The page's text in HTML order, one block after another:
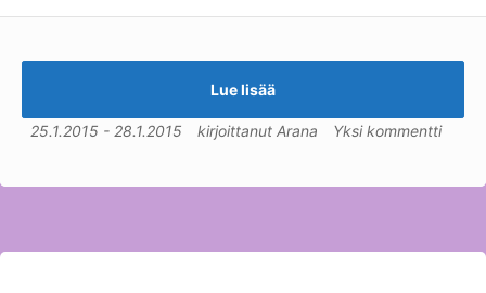
Lue lisää
25.1.2015 - 28.1.2015 kirjoittanut Arana Yksi kommentti